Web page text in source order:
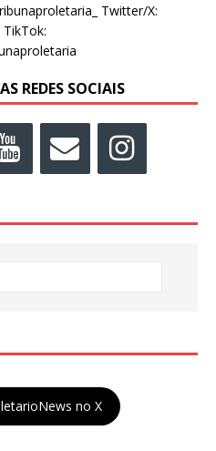
Twitter/X:
REDES SOCIAIS
no X